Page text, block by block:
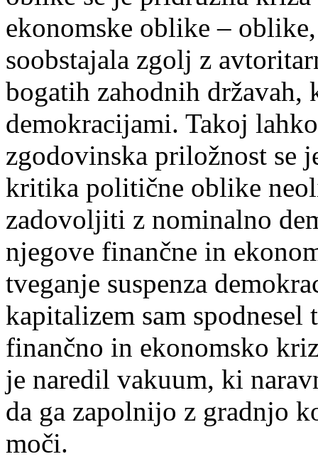
ekonomske oblike –
soobstajala zgolj z
bogatih zahodnih državah,
demokracijami. Takoj
zgodovinska priložnost se
kritika politične oblike
zadovoljiti z nominalno
njegove finančne in
tveganje suspenza
kapitalizem sam
finančno in ekonomsko
je naredil vakuum, ki
da ga zapolnijo z gradnjo
moči.